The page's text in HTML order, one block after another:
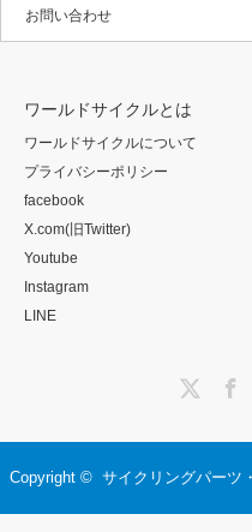
お問い合わせ
ワールドサイクルとは
ワールドサイクルについて
プライバシーポリシー
facebook
X.com(旧Twitter)
Youtube
Instagram
LINE
InstagramFlickr RSS
Copyright © サイクリングパーツ